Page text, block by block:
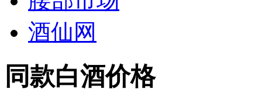
酒仙网
同款白酒价格